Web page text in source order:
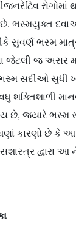
રોગોમાં
ભસ્મયુક્ત
સુવર્ણ ભસ્મ માત્ર
જેટલી જ અસર
સદીઓ સુધી
શક્તિશાળી
છે, જ્યારે ભસ્મ
કારણો છે કે
દ્વારા આ